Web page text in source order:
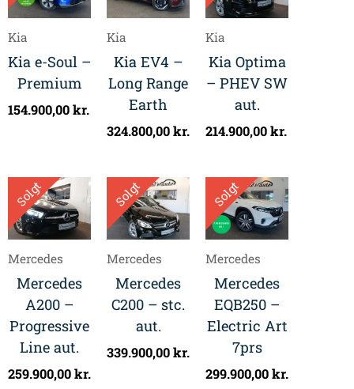
Kia
Kia e-Soul –
Premium
154.900,00kr.
Kia
Kia EV4 –
Long Range
Earth
324.800,00kr.
Kia
Kia Optima
– PHEV SW
aut.
214.900,00kr.
Solgt
Mercedes
Mercedes
A200 –
Progressive
Line aut.
259.900,00kr.
Solgt
Mercedes
Mercedes
C200 – stc.
aut.
339.900,00kr.
Solgt
Mercedes
Mercedes
EQB250 –
Electric Art
7prs
299.900,00kr.